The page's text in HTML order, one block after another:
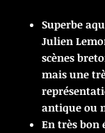
Superbe
Julien
scènes
mais une
antique ou
En très bon